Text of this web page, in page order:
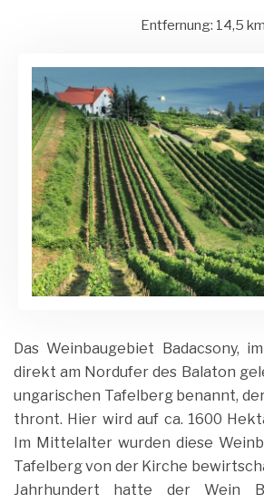
15.
2020
by
Admin
Entfernung: 14,5 km
Das Weinbaugebiet Badacsony,
direkt am Nordufer des Balaton
ungarischen Tafelberg benannt,
thront. Hier wird auf ca. 1600
Im Mittelalter wurden diese
Tafelberg von der Kirche
Jahrhundert hatte der Wein